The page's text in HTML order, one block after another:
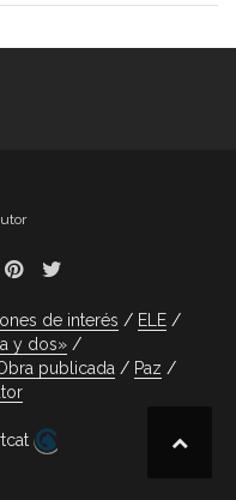
de interés
ELE
y dos»
publicada
Paz